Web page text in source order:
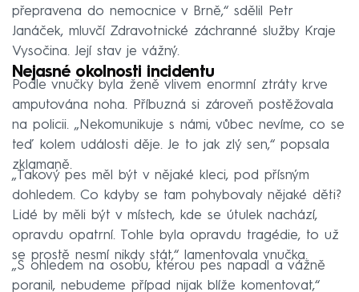
přepravena do nemocnice v Brně,“ sdělil Petr
Janáček, mluvčí Zdravotnické záchranné služby Kraje
Vysočina. Její stav je vážný.
Nejasné okolnosti incidentu
Podle vnučky byla ženě vlivem enormní ztráty krve
amputována noha. Příbuzná si zároveň postěžovala
na policii. „Nekomunikuje s námi, vůbec nevíme, co se
teď kolem události děje. Je to jak zlý sen,“ popsala
zklamaně.
„Takový pes měl být v nějaké kleci, pod přísným
dohledem. Co kdyby se tam pohybovaly nějaké děti?
Lidé by měli být v místech, kde se útulek nachází,
opravdu opatrní. Tohle byla opravdu tragédie, to už
se prostě nesmí nikdy stát,“ lamentovala vnučka.
„S ohledem na osobu, kterou pes napadl a vážně
poranil, nebudeme případ nijak blíže komentovat,“